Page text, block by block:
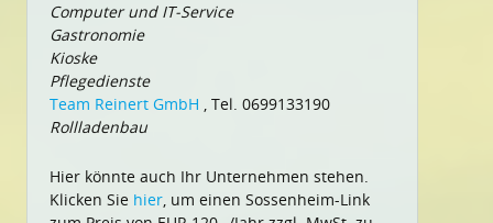
Computer und IT-Service
Gastronomie
Kioske
Pflegedienste
Team Reinert GmbH , Tel. 0699133190
Rollladenbau
Hier könnte auch Ihr Unternehmen stehen.
Klicken Sie hier, um einen Sossenheim-Link